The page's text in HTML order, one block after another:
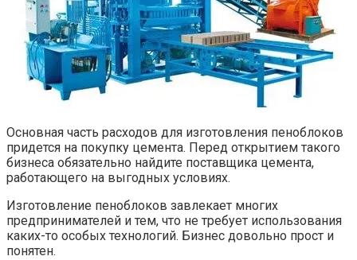
Основная часть расходов для изготовления пеноблоков
придется на покупку цемента. Перед открытием такого
бизнеса обязательно найдите поставщика цемента,
работающего на выгодных условиях.
Изготовление пеноблоков завлекает многих
предпринимателей и тем, что не требует использования
каких-то особых технологий. Бизнес довольно прост и
понятен.